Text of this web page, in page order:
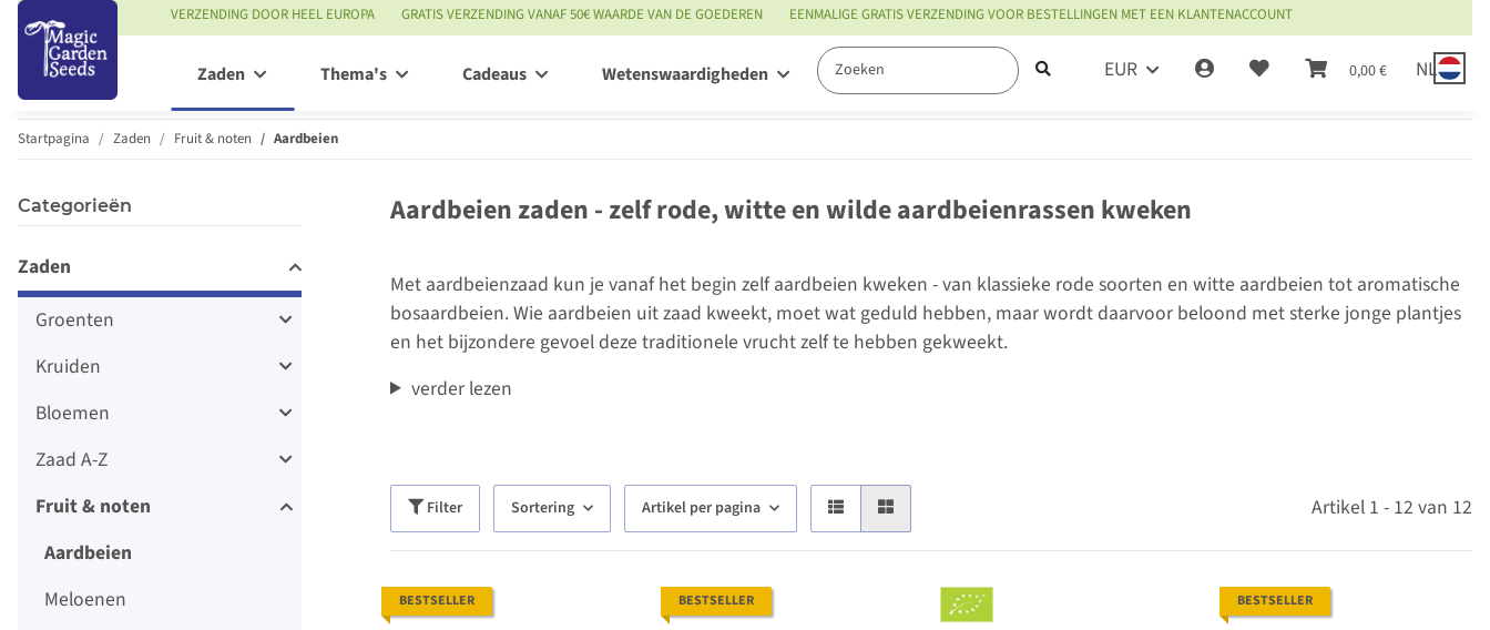
VERZENDING DOOR HEEL EUROPA GRATIS VERZENDING VANAF 50€ WAARDE VAN DE GOEDEREN EENMALIGE GRATIS VERZENDING VOOR BESTELLINGEN MET EEN KLANTENACCOUNT
EUR 0,00 € NL
Zaden Thema's Cadeaus Wetenswaardigheden Service
Startpagina Zaden Fruit & noten Aardbeien
Aardbeien zaden - zelf rode, witte en wilde aardbeienrassen kweken
Met aardbeienzaad kun je vanaf het begin zelf aardbeien kweken - van klassieke rode soorten en witte aardbeien tot aromatische
bosaardbeien. Wie aardbeien uit zaad kweekt, moet wat geduld hebben, maar wordt daarvoor beloond met sterke jonge plantjes
en het bijzondere gevoel deze traditionele vrucht zelf te hebben gekweekt.
verder lezen
Filter Sortering Artikel per pagina Artikel 1 - 12 van 12
BESTSELLER BESTSELLER BESTSELLER
Categorieën
Zaden
Groenten
Kruiden
Bloemen
Zaad A-Z
Fruit & noten
Aardbeien
Meloenen